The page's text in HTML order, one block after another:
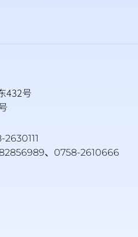
432号
、0758-2610666